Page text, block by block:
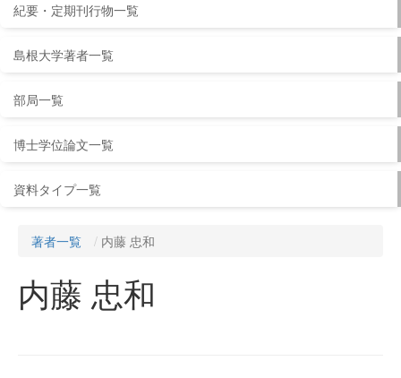
紀要・定期刊行物一覧
島根大学著者一覧
部局一覧
博士学位論文一覧
資料タイプ一覧
著者一覧 内藤 忠和
内藤 忠和